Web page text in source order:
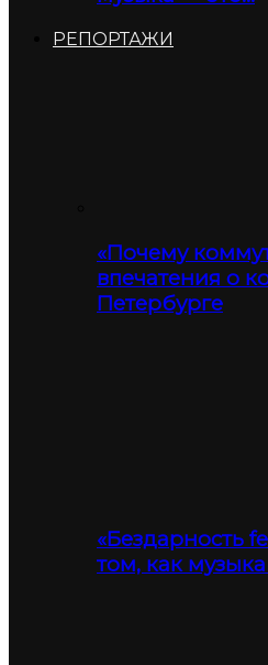
РЕПОРТАЖИ
«Почему
впечатения о
Петербурге
«Бездарность
том, как